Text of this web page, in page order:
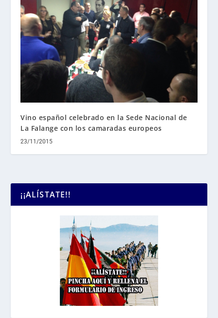
Vino español celebrado en la Sede Nacional de
La Falange con los camaradas europeos
23/11/2015
¡¡ALÍSTATE!!